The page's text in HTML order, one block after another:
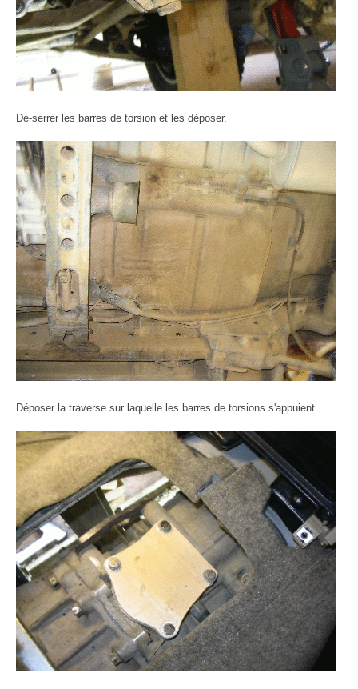
Dé-serrer les barres de torsion et les déposer.
Déposer la traverse sur laquelle les barres de torsions s'appuient.